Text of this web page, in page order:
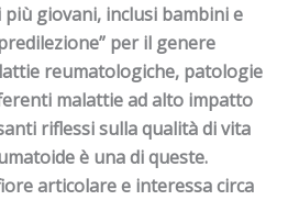
giovani, inclusi bambini e
per il genere
reumatologiche, patologie
malattie ad alto impatto
riflessi sulla qualità di vita
è una di queste.
articolare e interessa circa